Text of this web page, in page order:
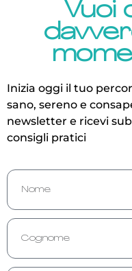
Vuoi
Inizia oggi il tuo
sano, sereno e
newsletter e ricevi
consigli pratici